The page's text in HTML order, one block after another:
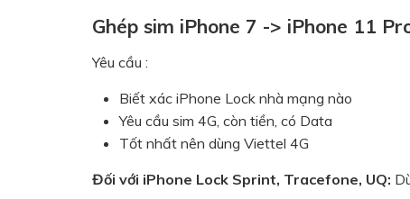
Ghép sim iPhone 7 -> iPhone 11
Yêu cầu :
Biết xác iPhone Lock nhà mạng nào
Yêu cầu sim 4G, còn tiền, có Data
Tốt nhất nên dùng Viettel 4G
Đối với iPhone Lock Sprint, Tracefone, UQ: